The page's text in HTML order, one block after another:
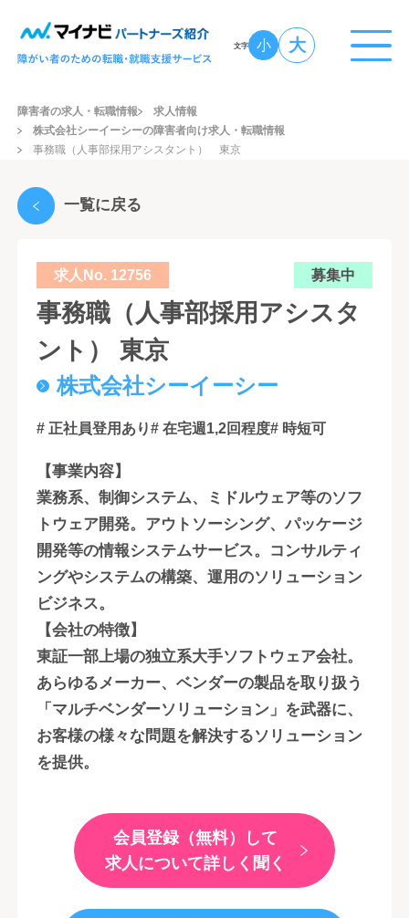
文字 小 大
障害者の求人・転職情報
求人情報
株式会社シーイーシーの障害者向け求人・転職情報
事務職（人事部採用アシスタント） 東京
一覧に戻る
求人No. 12756 募集中
事務職（人事部採用アシスタ
ント） 東京
株式会社シーイーシー
# 正社員登用あり# 在宅週1,2回程度# 時短可
【事業内容】
業務系、制御システム、ミドルウェア等のソフ
トウェア開発。アウトソーシング、パッケージ
開発等の情報システムサービス。コンサルティ
ングやシステムの構築、運用のソリューション
ビジネス。
【会社の特徴】
東証一部上場の独立系大手ソフトウェア会社。
あらゆるメーカー、ベンダーの製品を取り扱う
「マルチベンダーソリューション」を武器に、
お客様の様々な問題を解決するソリューション
を提供。
会員登録（無料）して
求人について詳しく聞く